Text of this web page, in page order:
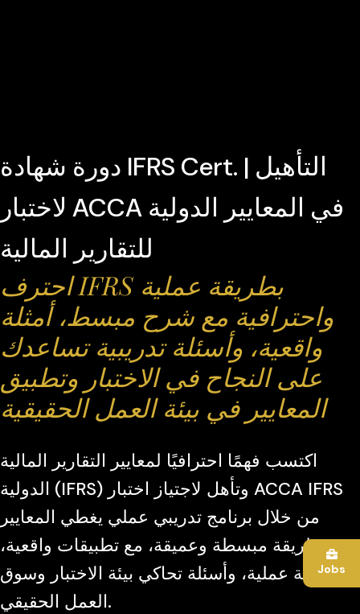
دورة شهادة IFRS Cert. | التأهيل
لاختبار ACCA في المعايير الدولية
للتقارير المالية
احترف IFRS بطريقة عملية
واحترافية مع شرح مبسط، أمثلة
واقعية، وأسئلة تدريبية تساعدك
على النجاح في الاختبار وتطبيق
المعايير في بيئة العمل الحقيقية
اكتسب فهمًا احترافيًا لمعايير التقارير المالية
الدولية (IFRS) وتأهل لاجتياز اختبار ACCA IFRS
من خلال برنامج تدريبي عملي يغطي المعايير
بطريقة مبسطة وعميقة، مع تطبيقات واقعية،
أمثلة عملية، وأسئلة تحاكي بيئة الاختبار وسوق
العمل الحقيقي.
Jobs